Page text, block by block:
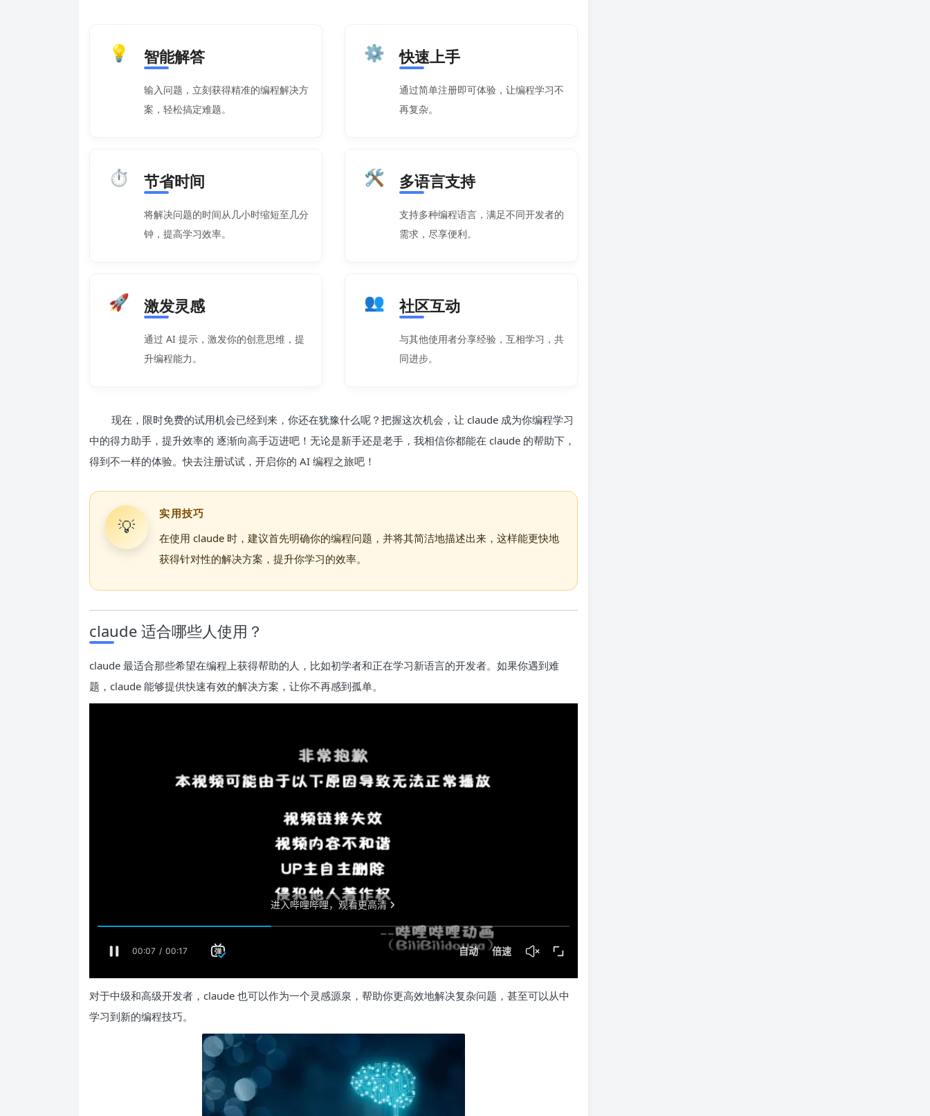
💡 智能解答
输入问题，立刻获得精准的编程解决方
案，轻松搞定难题。
⚙️ 快速上手
通过简单注册即可体验，让编程学习不
再复杂。
⏱️ 节省时间
将解决问题的时间从几小时缩短至几分
钟，提高学习效率。
🛠️ 多语言支持
支持多种编程语言，满足不同开发者的
需求，尽享便利。
🚀 激发灵感
通过 AI 提示，激发你的创意思维，提
升编程能力。
👥 社区互动
与其他使用者分享经验，互相学习，共
同进步。
现在，限时免费的试用机会已经到来，你还在犹豫什么呢？把握这次机会，让 claude 成为你编程学习
中的得力助手，提升效率的 逐渐向高手迈进吧！无论是新手还是老手，我相信你都能在 claude 的帮助下，
得到不一样的体验。快去注册试试，开启你的 AI 编程之旅吧！
💡
实用技巧
在使用 claude 时，建议首先明确你的编程问题，并将其简洁地描述出来，这样能更快地
获得针对性的解决方案，提升你学习的效率。
claude 适合哪些人使用？
claude 最适合那些希望在编程上获得帮助的人，比如初学者和正在学习新语言的开发者。如果你遇到难
题，claude 能够提供快速有效的解决方案，让你不再感到孤单。
对于中级和高级开发者，claude 也可以作为一个灵感源泉，帮助你更高效地解决复杂问题，甚至可以从中
学习到新的编程技巧。